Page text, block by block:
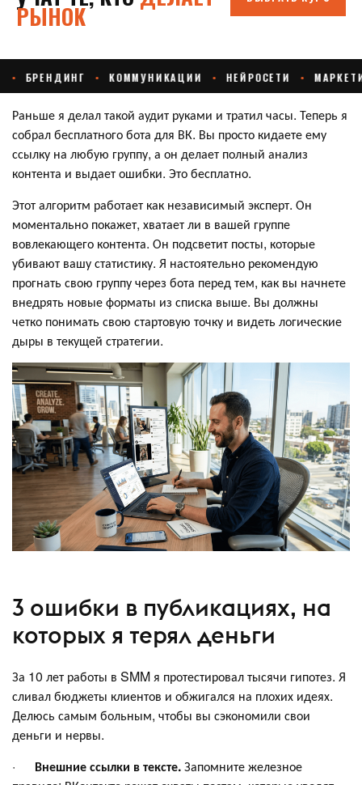
Раньше я делал такой аудит руками и тратил часы. Теперь я
собрал бесплатного бота для ВК. Вы просто кидаете ему
ссылку на любую группу, а он делает полный анализ
контента и выдает ошибки. Это бесплатно.
Этот алгоритм работает как независимый эксперт. Он
моментально покажет, хватает ли в вашей группе
вовлекающего контента. Он подсветит посты, которые
убивают вашу статистику. Я настоятельно рекомендую
прогнать свою группу через бота перед тем, как вы начнете
внедрять новые форматы из списка выше. Вы должны
четко понимать свою стартовую точку и видеть логические
дыры в текущей стратегии.
3 ошибки в публикациях, на
которых я терял деньги
За 10 лет работы в SMM я протестировал тысячи гипотез. Я
сливал бюджеты клиентов и обжигался на плохих идеях.
Делюсь самым больным, чтобы вы сэкономили свои
деньги и нервы.
· Внешние ссылки в тексте.Запомните железное